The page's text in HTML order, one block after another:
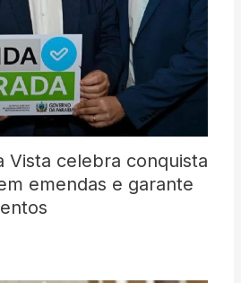
Vista celebra conquista
emendas e garante